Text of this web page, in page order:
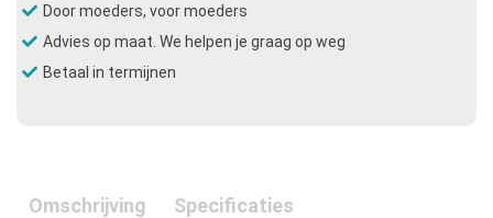
Door moeders, voor moeders
Advies op maat. We helpen je graag op weg
Betaal in termijnen
Omschrijving Specificaties